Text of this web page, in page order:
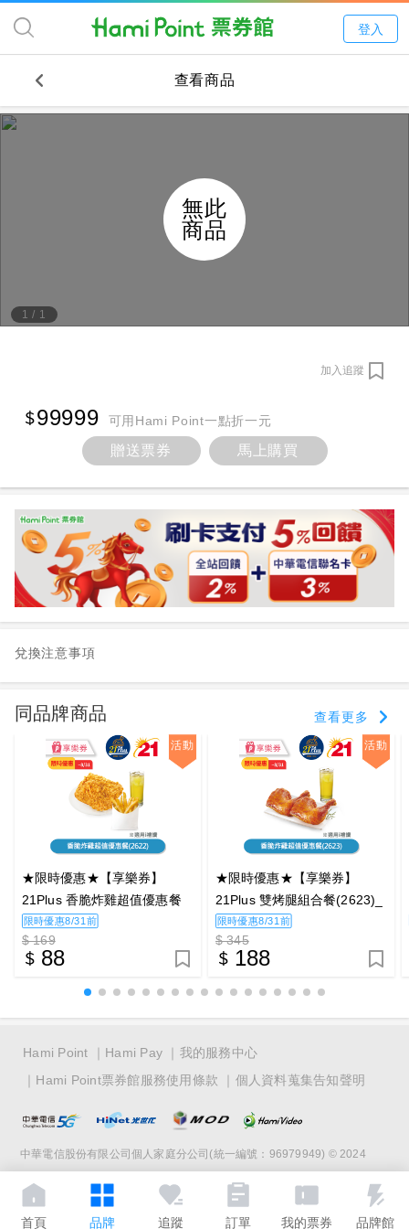
登入
首頁 品牌 追蹤 訂單 我的票券 品牌館
查看商品
1 / 1
無此
商品
加入追蹤
99999 可用Hami Point一點折一元
贈送票券 馬上購買
兌換注意事項
同品牌商品 查看更多
活動
★限時優惠★【享樂券】
21Plus 香脆炸雞超值優惠餐
(2622)_電子憑證
限時優惠8/31前
$ 169
88
活動
★限時優惠★【享樂券】
21Plus 雙烤腿組合餐(2623)_
電子憑證
限時優惠8/31前
$ 345
188
Hami Point Hami Pay
我的服務中心
Hami Point票券館服務使用條款
個人資料蒐集告知聲明
中華電信股份有限公司個人家庭分公司(統一編號：96979949) © 2024